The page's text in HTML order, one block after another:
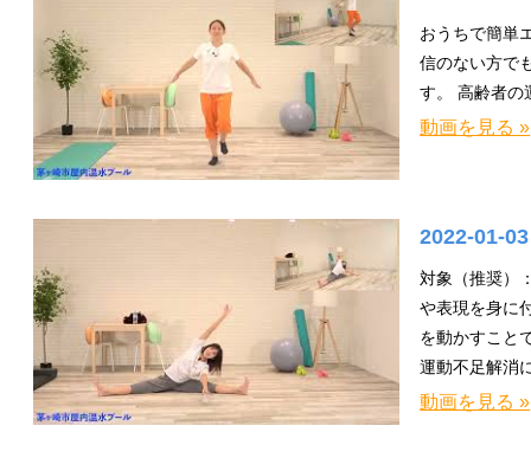
おうちで簡単
信のない方で
す。 高齢者
動画を見る »
2022-01-
対象（推奨）
や表現を身に
を動かすこと
運動不足解消
動画を見る »